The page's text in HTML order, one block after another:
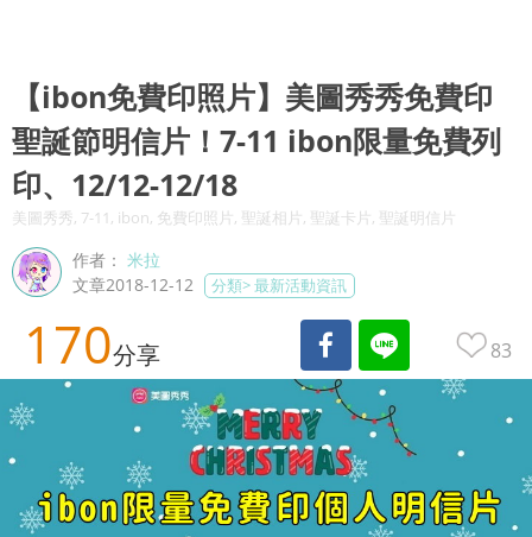
【ibon免費印照片】美圖秀秀免費印
聖誕節明信片！7-11 ibon限量免費列
印、12/12-12/18
美圖秀秀, 7-11, ibon, 免費印照片, 聖誕相片, 聖誕卡片, 聖誕明信片
作者：米拉
文章2018-12-12
分類>最新活動資訊
170分享 83